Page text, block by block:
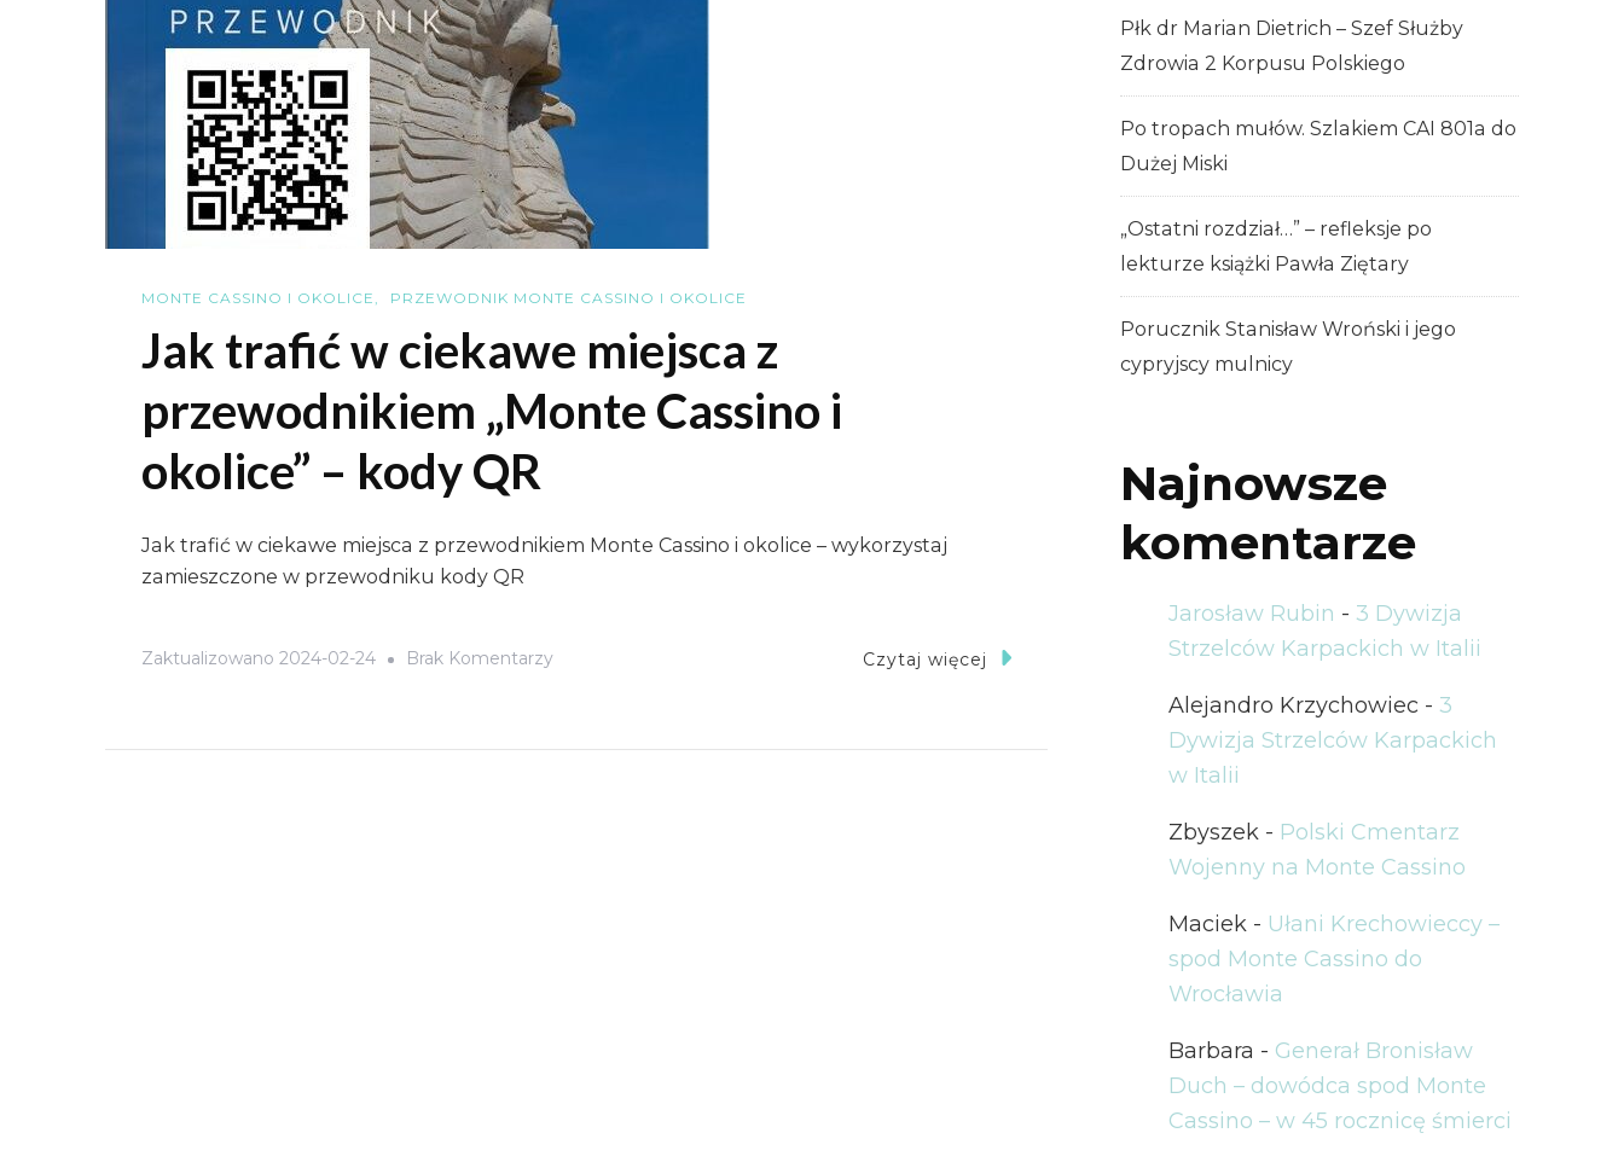
MONTE CASSINO I OKOLICE PRZEWODNIK MONTE CASSINO I OKOLICE
Jak trafić w ciekawe miejsca z
przewodnikiem „Monte Cassino i
okolice” – kody QR
Jak trafić w ciekawe miejsca z przewodnikiem Monte Cassino i okolice – wykorzystaj
zamieszczone w przewodniku kody QR
Zaktualizowano 2024-02-24 Brak KomentarzyDo
Czytaj więcej
Płk dr Marian Dietrich – Szef Służby
Zdrowia 2 Korpusu Polskiego
Po tropach mułów. Szlakiem CAI 801a do
Dużej Miski
„Ostatni rozdział…” – refleksje po
lekturze książki Pawła Ziętary
Porucznik Stanisław Wroński i jego
cypryjscy mulnicy
Najnowsze
komentarze
Jarosław Rubin - 3 Dywizja
Strzelców Karpackich w Italii
Alejandro Krzychowiec - 3
Dywizja Strzelców Karpackich
w Italii
Zbyszek - Polski Cmentarz
Wojenny na Monte Cassino
Maciek - Ułani Krechowieccy –
spod Monte Cassino do
Wrocławia
Barbara - Generał Bronisław
Duch – dowódca spod Monte
Cassino – w 45 rocznicę śmierci